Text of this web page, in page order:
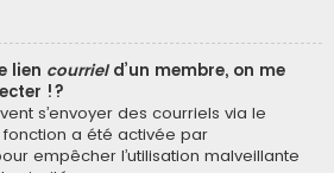
lien courrield’un membre, on me
!?
s’envoyer des courriels via le
a été activée par
empêcher l’utilisation malveillante